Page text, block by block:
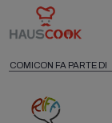
COMICON FA PARTE DI